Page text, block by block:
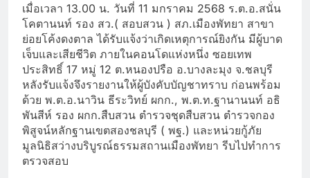
เมื่อเวลา 13.00 น. วันที่ 11 มกราคม 2568 ร.ต.อ.สนั่น
โคตานนท์ รอง สว.( สอบสวน ) สภ.เมืองพัทยา สาขา
ย่อยโค้งดงตาล ได้รับแจ้งว่าเกิดเหตุการณ์ยิงกัน มีผู้บาด
เจ็บและเสียชีวิต ภายในคอนโดแห่งหนึ่ง ซอยเทพ
ประสิทธิ์ 17 หมู่ 12 ต.หนองปรือ อ.บางละมุง จ.ชลบุรี
หลังรับแจ้งจึงรายงานให้ผู้บังคับบัญชาทราบ ก่อนพร้อม
ด้วย พ.ต.อ.นาวิน ธีระวิทย์ ผกก., พ.ต.ท.ฐานานนท์ อธิ
พันสีห์ รอง ผกก.สืบสวน ตำรวจชุดสืบสวน ตำรวจกอง
พิสูจน์หลักฐานเขตสองชลบุรี ( พฐ.) และหน่วยกู้ภัย
มูลนิธิสว่างบริบูรณ์ธรรมสถานเมืองพัทยา รีบไปทำการ
ตรวจสอบ